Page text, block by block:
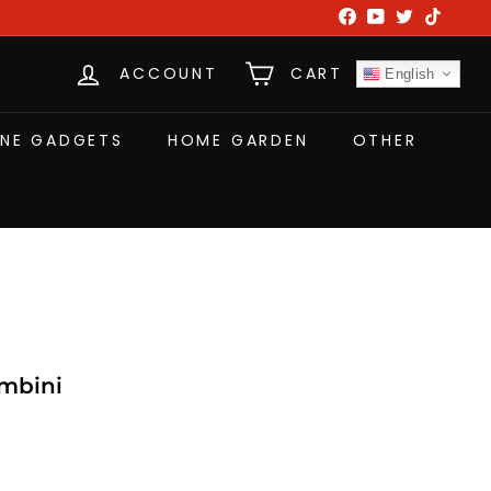
FacebookYouTube
Twitter
ACCOUNT CART English
GADGETS HOME GARDEN OTHER